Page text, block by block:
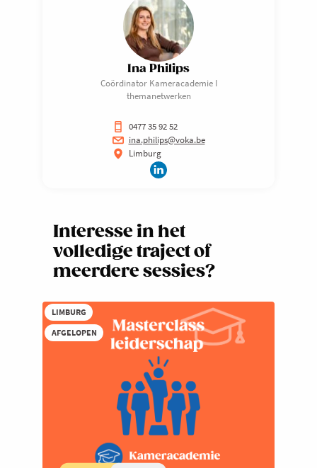
Ina Philips
Coördinator Kameracademie I
themanetwerken
0477 35 92 52
ina.philips@voka.be
Limburg
Interesse in het
volledige traject of
meerdere sessies?
LIMBURG
AFGELOPEN